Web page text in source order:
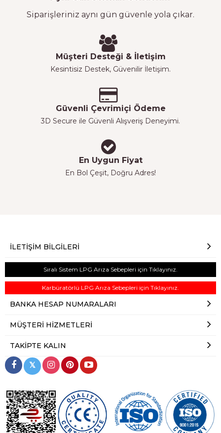
Siparişleriniz aynı gün güvenle yola çıkar.
Müşteri Desteği & İletişim
Kesintisiz Destek, Güvenilir İletişim.
Güvenli Çevrimiçi Ödeme
3D Secure ile Güvenli Alışveriş Deneyimi.
En Uygun Fiyat
En Bol Çeşit, Doğru Adres!
İLETIŞIM BILGILERI
Sıralı Sistem LPG Arıza Sebepleri için Tıklayınız.
Karbüratörlü LPG Arıza Sebepleri için Tıklayınız.
BANKA HESAP NUMARALARI
MÜŞTERI HIZMETLERI
TAKIPTE KALIN
𝕏